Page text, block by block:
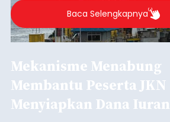
Baca Selengkapnya
Mekanisme Menabung
Membantu Peserta JKN
Menyiapkan Dana Iuran